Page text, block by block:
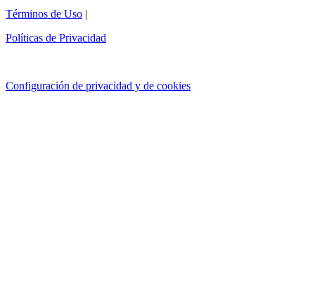
Términos de Uso |
Políticas de Privacidad
Configuración de privacidad y de cookies